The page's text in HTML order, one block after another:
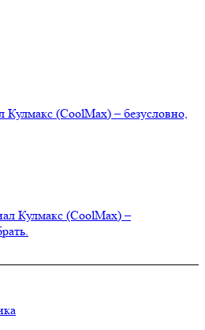
Кулмакс (CoolMax) –